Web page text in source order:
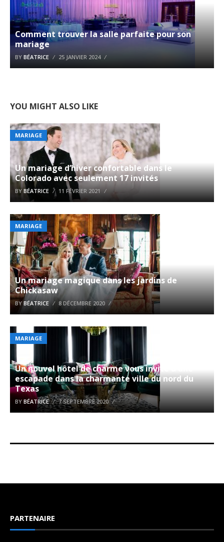
Comment trouver la salle parfaite pour son
mariage
BY BÉATRICE 25 JANVIER 2024
YOU MIGHT ALSO LIKE
MARIAGE
Un mariage d’hiver confortable dans le
Colorado avec seulement 17 invités
BY BÉATRICE 11 FÉVRIER 2021
MARIAGE
Un mariage magique dans les jardins de
Chickasaw
BY BÉATRICE 8 DÉCEMBRE 2020
MARIAGE
Un nouvel hôtel de charme vous invite à une
escapade dans la charmante ville du nord du
Texas
BY BÉATRICE 7 SEPTEMBRE 2020
PARTENAIRE